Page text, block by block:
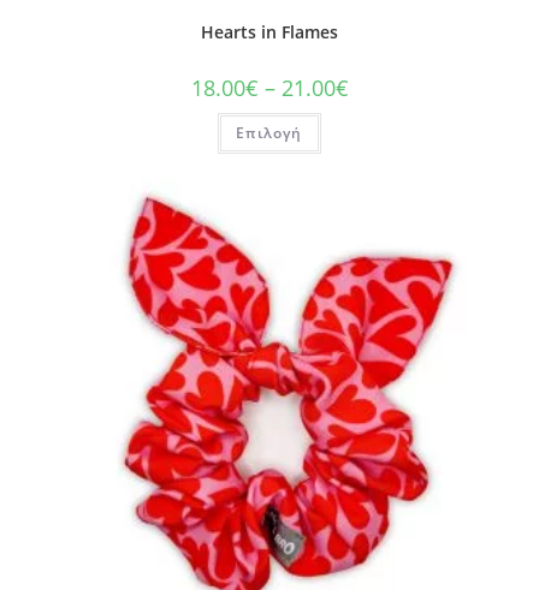
Hearts in Flames
18.00€ – 21.00€
Επιλογή